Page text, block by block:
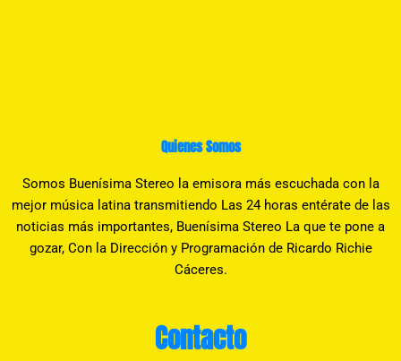
Quienes Somos
Somos Buenísima Stereo la emisora más escuchada con la
mejor música latina transmitiendo Las 24 horas entérate de las
noticias más importantes, Buenísima Stereo La que te pone a
gozar, Con la Dirección y Programación de Ricardo Richie
Cáceres.
Contacto